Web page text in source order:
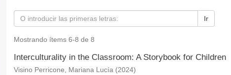
Ir
Mostrando ítems 6-8 de 8
Interculturality in the Classroom: A Storybook for Children
Visino Perricone, Mariana Lucía (2024)